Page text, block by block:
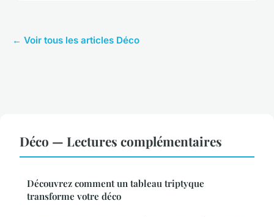
← Voir tous les articles Déco
Déco — Lectures complémentaires
Découvrez comment un tableau triptyque
transforme votre déco